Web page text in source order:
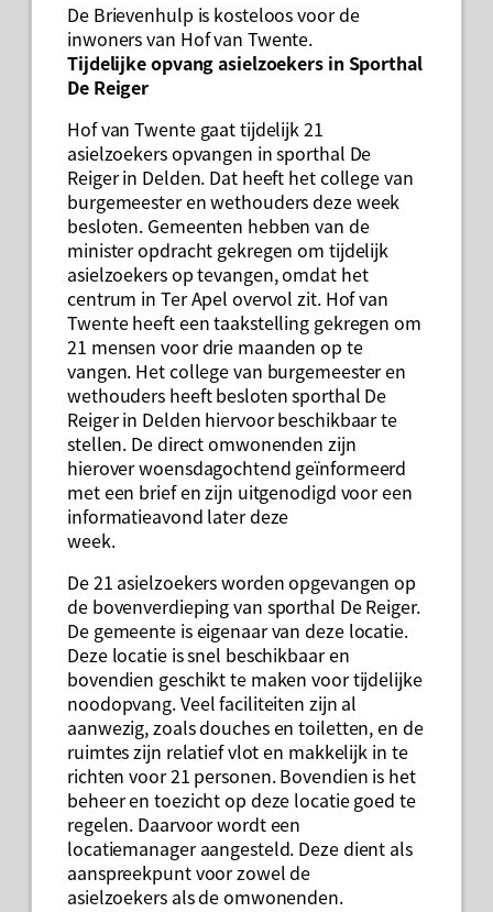
De Brievenhulp is kosteloos voor de
inwoners van Hof van Twente.
Tijdelijke opvang asielzoekers in Sporthal
De Reiger
Hof van Twente gaat tijdelijk 21
asielzoekers opvangen in sporthal De
Reiger in Delden. Dat heeft het college van
burgemeester en wethouders deze week
besloten. Gemeenten hebben van de
minister opdracht gekregen om tijdelijk
asielzoekers op tevangen, omdat het
centrum in Ter Apel overvol zit. Hof van
Twente heeft een taakstelling gekregen om
21 mensen voor drie maanden op te
vangen. Het college van burgemeester en
wethouders heeft besloten sporthal De
Reiger in Delden hiervoor beschikbaar te
stellen. De direct omwonenden zijn
hierover woensdagochtend geïnformeerd
met een brief en zijn uitgenodigd voor een
informatieavond later deze
week.
De 21 asielzoekers worden opgevangen op
de bovenverdieping van sporthal De Reiger.
De gemeente is eigenaar van deze locatie.
Deze locatie is snel beschikbaar en
bovendien geschikt te maken voor tijdelijke
noodopvang. Veel faciliteiten zijn al
aanwezig, zoals douches en toiletten, en de
ruimtes zijn relatief vlot en makkelijk in te
richten voor 21 personen. Bovendien is het
beheer en toezicht op deze locatie goed te
regelen. Daarvoor wordt een
locatiemanager aangesteld. Deze dient als
aanspreekpunt voor zowel de
asielzoekers als de omwonenden.